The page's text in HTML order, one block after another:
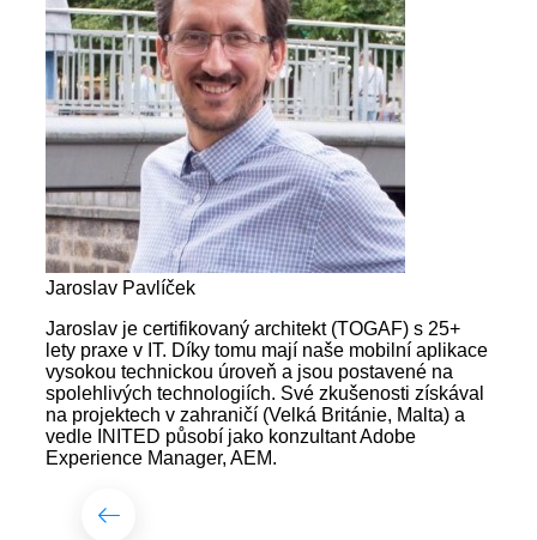
Jaroslav Pavlíček
Jaroslav je certifikovaný architekt (TOGAF) s 25+
lety praxe v IT. Díky tomu mají naše mobilní aplikace
vysokou technickou úroveň a jsou postavené na
spolehlivých technologiích. Své zkušenosti získával
na projektech v zahraničí (Velká Británie, Malta) a
vedle INITED působí jako konzultant Adobe
Experience Manager, AEM.